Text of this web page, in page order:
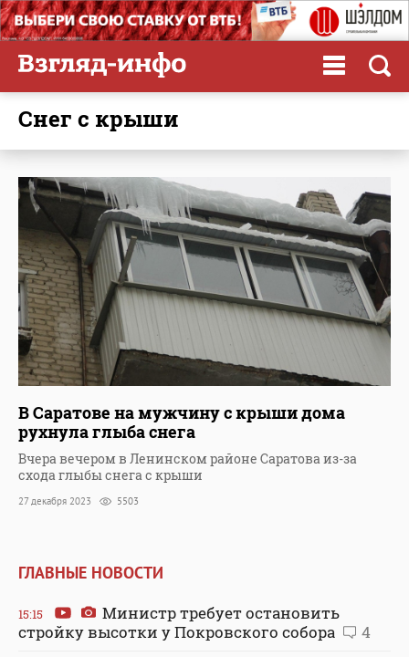
снег с крыши
В Саратове на мужчину с крыши дома
рухнула глыба снега
Вчера вечером в Ленинском районе Саратова из-за
схода глыбы снега с крыши
27 декабря 2023 5503
ГЛАВНЫЕ НОВОСТИ
15:15
Министр требует остановить
стройку высотки у Покровского собора
4